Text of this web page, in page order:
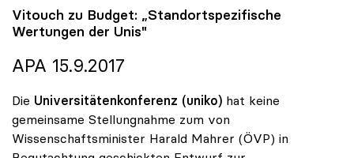
Vitouch zu Budget: „Standortspezifische
Wertungen der Unis"
APA 15.9.2017
Die Universitätenkonferenz (uniko) hat keine
gemeinsame Stellungnahme zum von
Wissenschaftsminister Harald Mahrer (ÖVP) in